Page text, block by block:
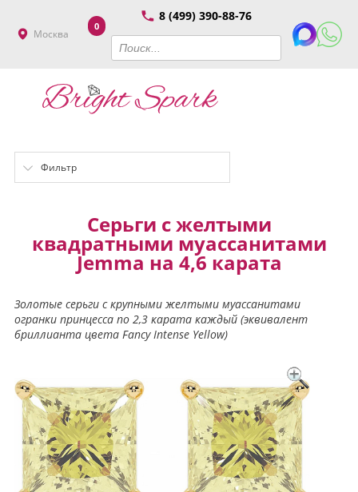
Москва
8 (499) 390-88-76
0
Фильтр
Серьги с желтыми
квадратными муассанитами
Jemma на 4,6 карата
Золотые серьги с крупными желтыми муассанитами
огранки принцесса по 2,3 карата каждый (эквивалент
бриллианта цвета Fancy Intense Yellow)